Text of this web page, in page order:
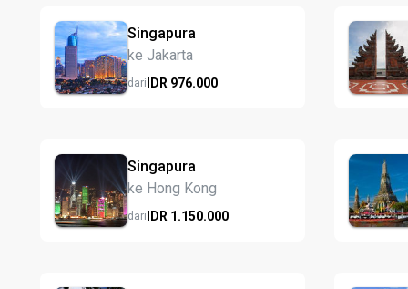
Singapura
ke Jakarta
dariIDR 976.000
Singapura
ke Hong Kong
dariIDR 1.150.000